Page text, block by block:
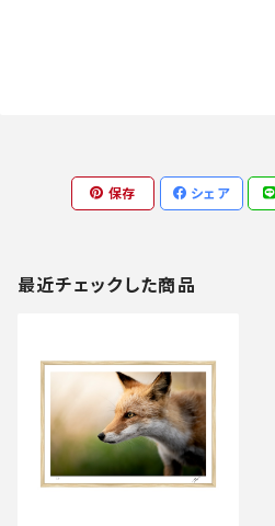
保存 シェア
最近チェックした商品